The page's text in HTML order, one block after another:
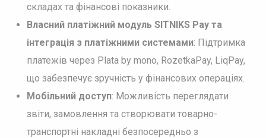
складах та фінансові показники.
Власний платіжний модуль SITNIKS Pay та
інтеграція з платіжними системами: Підтримка
платежів через Plata by mono, RozetkaPay, LiqPay,
що забезпечує зручність у фінансових операціях.
Мобільний доступ: Можливість переглядати
звіти, замовлення та створювати товарно-
транспортні накладні безпосередньо з